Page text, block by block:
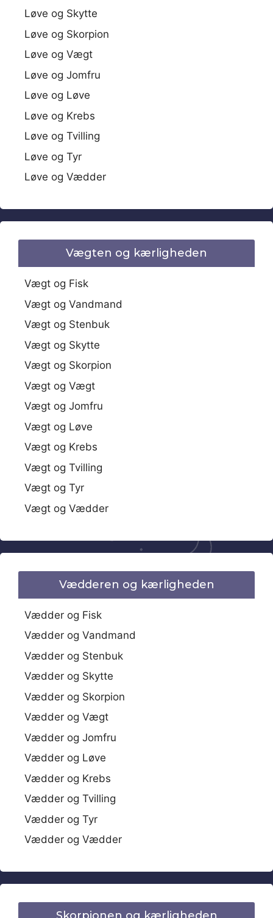
Løve og Skytte
Løve og Skorpion
Løve og Vægt
Løve og Jomfru
Løve og Løve
Løve og Krebs
Løve og Tvilling
Løve og Tyr
Løve og Vædder
Vægten og kærligheden
Vægt og Fisk
Vægt og Vandmand
Vægt og Stenbuk
Vægt og Skytte
Vægt og Skorpion
Vægt og Vægt
Vægt og Jomfru
Vægt og Løve
Vægt og Krebs
Vægt og Tvilling
Vægt og Tyr
Vægt og Vædder
Vædderen og kærligheden
Vædder og Fisk
Vædder og Vandmand
Vædder og Stenbuk
Vædder og Skytte
Vædder og Skorpion
Vædder og Vægt
Vædder og Jomfru
Vædder og Løve
Vædder og Krebs
Vædder og Tvilling
Vædder og Tyr
Vædder og Vædder